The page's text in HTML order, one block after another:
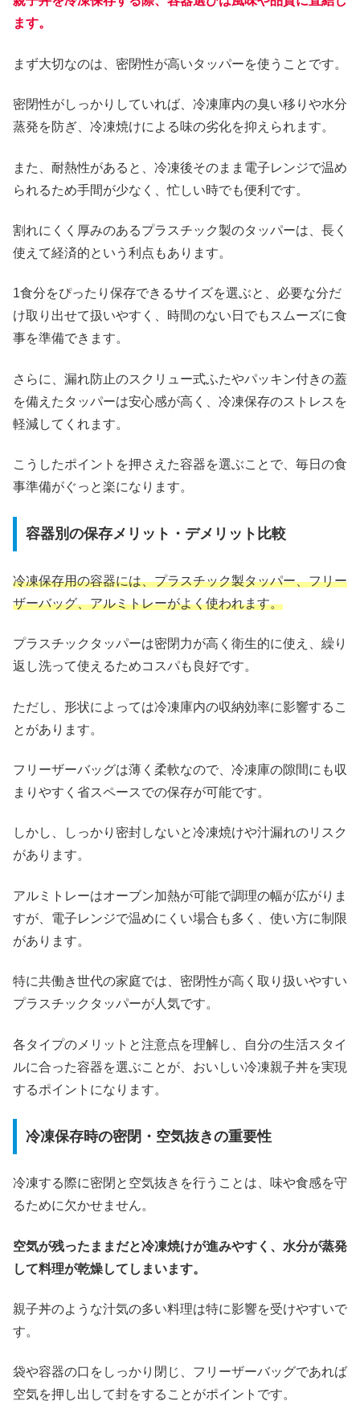
ます。
まず大切なのは、密閉性が高いタッパーを使うことです。
密閉性がしっかりしていれば、冷凍庫内の臭い移りや水分
蒸発を防ぎ、冷凍焼けによる味の劣化を抑えられます。
また、耐熱性があると、冷凍後そのまま電子レンジで温め
られるため手間が少なく、忙しい時でも便利です。
割れにくく厚みのあるプラスチック製のタッパーは、長く
使えて経済的という利点もあります。
1食分をぴったり保存できるサイズを選ぶと、必要な分だ
け取り出せて扱いやすく、時間のない日でもスムーズに食
事を準備できます。
さらに、漏れ防止のスクリュー式ふたやパッキン付きの蓋
を備えたタッパーは安心感が高く、冷凍保存のストレスを
軽減してくれます。
こうしたポイントを押さえた容器を選ぶことで、毎日の食
事準備がぐっと楽になります。
容器別の保存メリット・デメリット比較
冷凍保存用の容器には、プラスチック製タッパー、フリー
ザーバッグ、アルミトレーがよく使われます。
プラスチックタッパーは密閉力が高く衛生的に使え、繰り
返し洗って使えるためコスパも良好です。
ただし、形状によっては冷凍庫内の収納効率に影響するこ
とがあります。
フリーザーバッグは薄く柔軟なので、冷凍庫の隙間にも収
まりやすく省スペースでの保存が可能です。
しかし、しっかり密封しないと冷凍焼けや汁漏れのリスク
があります。
アルミトレーはオーブン加熱が可能で調理の幅が広がりま
すが、電子レンジで温めにくい場合も多く、使い方に制限
があります。
特に共働き世代の家庭では、密閉性が高く取り扱いやすい
プラスチックタッパーが人気です。
各タイプのメリットと注意点を理解し、自分の生活スタイ
ルに合った容器を選ぶことが、おいしい冷凍親子丼を実現
するポイントになります。
冷凍保存時の密閉・空気抜きの重要性
冷凍する際に密閉と空気抜きを行うことは、味や食感を守
るために欠かせません。
空気が残ったままだと冷凍焼けが進みやすく、水分が蒸発
して料理が乾燥してしまいます。
親子丼のような汁気の多い料理は特に影響を受けやすいで
す。
袋や容器の口をしっかり閉じ、フリーザーバッグであれば
空気を押し出して封をすることがポイントです。